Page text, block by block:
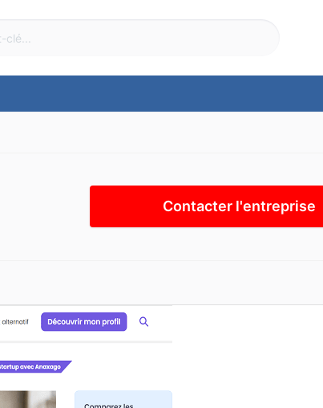
Contacter l'entreprise